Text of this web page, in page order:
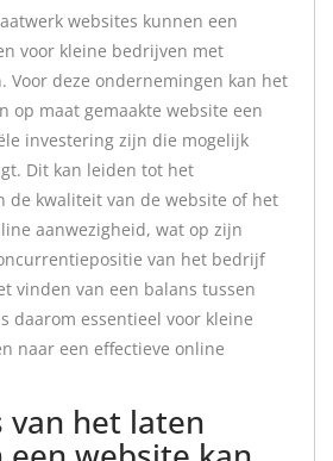
websites kunnen een
voor kleine bedrijven met
Voor deze ondernemingen kan het
op maat gemaakte website een
investering zijn die mogelijk
Dit kan leiden tot het
de kwaliteit van de website of het
aanwezigheid, wat op zijn
van het bedrijf
vinden van een balans tussen
daarom essentieel voor kleine
naar een effectieve online
van het laten